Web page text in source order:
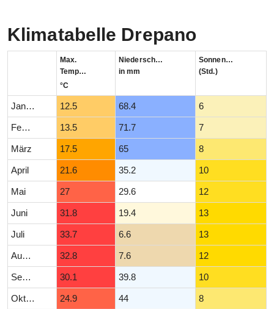
Klimatabelle Drepano
Max.
Temperatur
°C
Niederschlag
in mm
Sonnenstunden
(Std.)
Januar 12.5 68.4 6
Februar 13.5 71.7 7
März 17.5 65 8
April 21.6 35.2 10
Mai 27 29.6 12
Juni 31.8 19.4 13
Juli 33.7 6.6 13
August 32.8 7.6 12
September 30.1 39.8 10
Oktober 24.9 44 8